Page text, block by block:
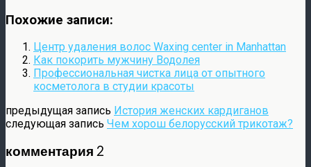
Похожие записи:
Центр удаления волос Waxing center in Manhattan
Как покорить мужчину Водолея
Профессиональная чистка лица от опытного
косметолога в студии красоты
предыдущая запись История женских кардиганов
следующая запись Чем хорош белорусский трикотаж?
комментария 2